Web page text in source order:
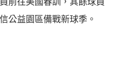
前往美國春訓，其餘球員
公益園區備戰新球季。